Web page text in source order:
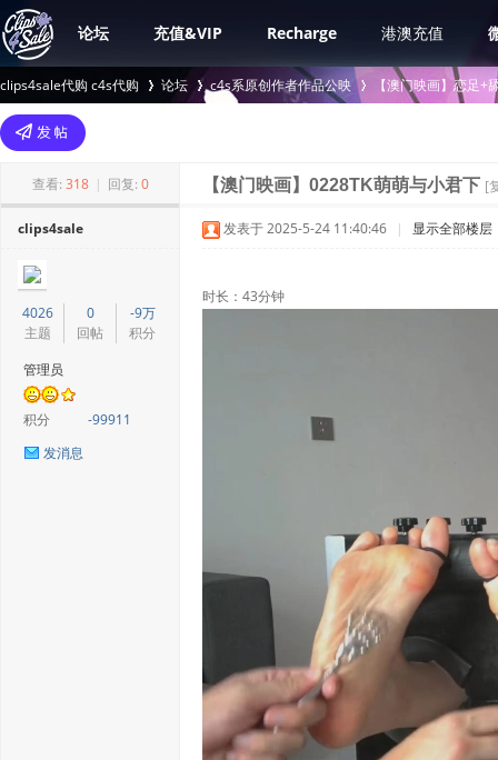
论坛 充值&VIP Recharge 港澳充值
clips4sale代购 c4s代购
>
论坛 c4s系原创作者作品公映
›
【澳门映画】恋足+
查看: 318 | 回复: 0 【澳门映画】0228TK萌萌与小君下 [
clips4sale
4026
主题
0
回帖
-9万
积分
管理员
积分
-99911
发消息
发表于 2025-5-24 11:40:46 | 显示全部楼层
时长：43分钟